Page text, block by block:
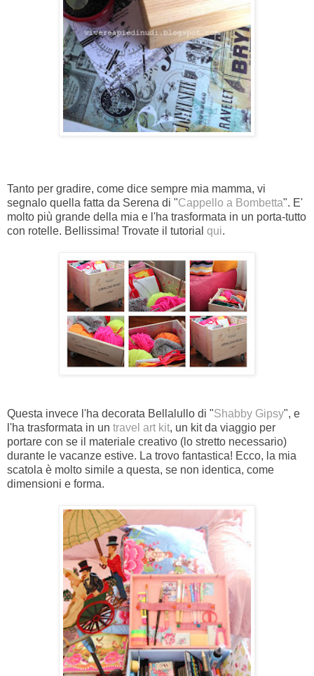
Tanto per gradire, come dice sempre mia mamma, vi
segnalo quella fatta da Serena di "Cappello a Bombetta". E'
molto più grande della mia e l'ha trasformata in un porta-tutto
con rotelle. Bellissima! Trovate il tutorial qui.
Questa invece l'ha decorata Bellalullo di "Shabby Gipsy", e
l'ha trasformata in un travel art kit, un kit da viaggio per
portare con se il materiale creativo (lo stretto necessario)
durante le vacanze estive. La trovo fantastica! Ecco, la mia
scatola è molto simile a questa, se non identica, come
dimensioni e forma.